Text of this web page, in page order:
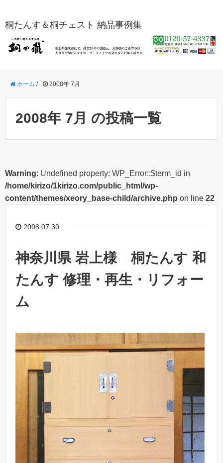
桐たんす＆桐チェスト 納品事例集
ホーム / 2008年 7月
2008年 7月 の投稿一覧
Warning: Undefined property: WP_Error::$term_id in
/home/kirizo/1kirizo.com/public_html/wp-
content/themes/xeory_base-child/archive.php on line 22
2008.07.30
神奈川県 岩上様 桐たんす 和
たんす 修理・再生・リフォー
ム